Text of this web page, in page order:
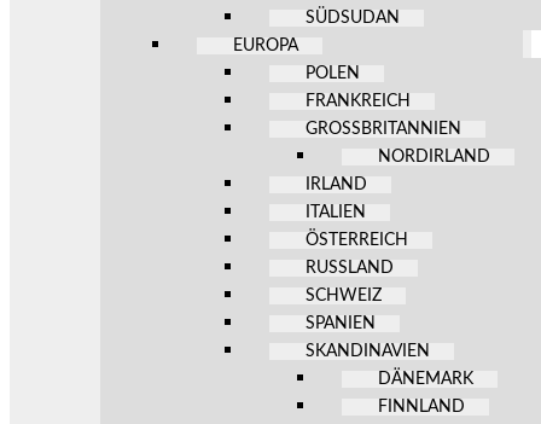
SÜDSUDAN
EUROPA
POLEN
FRANKREICH
GROSSBRITANNIEN
NORDIRLAND
IRLAND
ITALIEN
ÖSTERREICH
RUSSLAND
SCHWEIZ
SPANIEN
SKANDINAVIEN
DÄNEMARK
FINNLAND